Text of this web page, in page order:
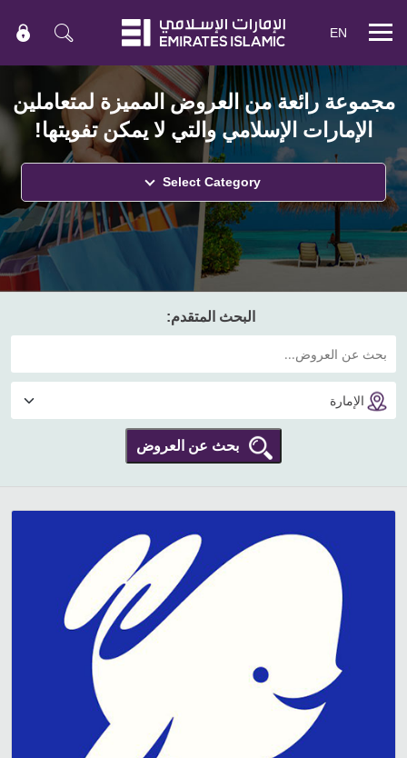
Mobile
EN
مجموعة رائعة من العروض المميزة لمتعاملين
الإمارات الإسلامي والتي لا يمكن تفويتها!
Select Category
البحث المتقدم:
بحث عن العروض